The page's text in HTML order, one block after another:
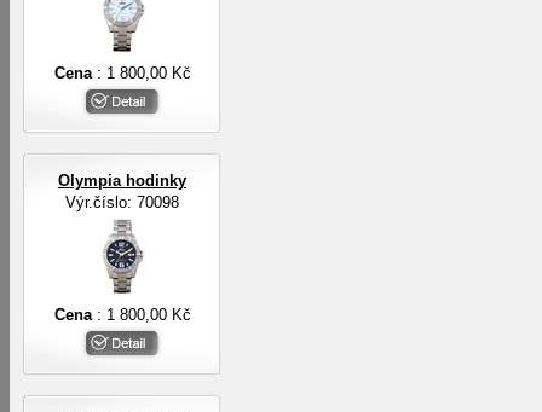
Cena : 1 800,00 Kč
Olympia hodinky
Výr.číslo: 70098
Cena : 1 800,00 Kč